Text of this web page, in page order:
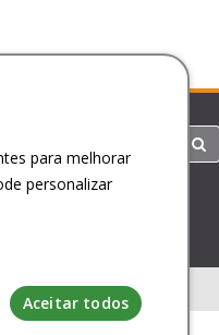
para melhorar
personalizar
Aceitar todos